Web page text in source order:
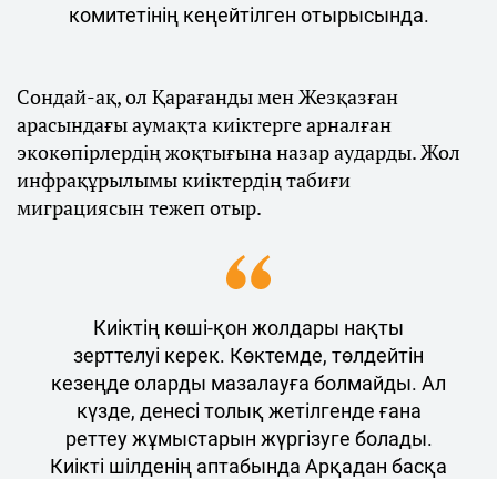
комитетінің кеңейтілген отырысында.
Сондай-ақ, ол Қарағанды мен Жезқазған
арасындағы аумақта киіктерге арналған
экокөпірлердің жоқтығына назар аударды. Жол
инфрақұрылымы киіктердің табиғи
миграциясын тежеп отыр.
Киіктің көші-қон жолдары нақты
зерттелуі керек. Көктемде, төлдейтін
кезеңде оларды мазалауға болмайды. Ал
күзде, денесі толық жетілгенде ғана
реттеу жұмыстарын жүргізуге болады.
Киікті шілденің аптабында Арқадан басқа